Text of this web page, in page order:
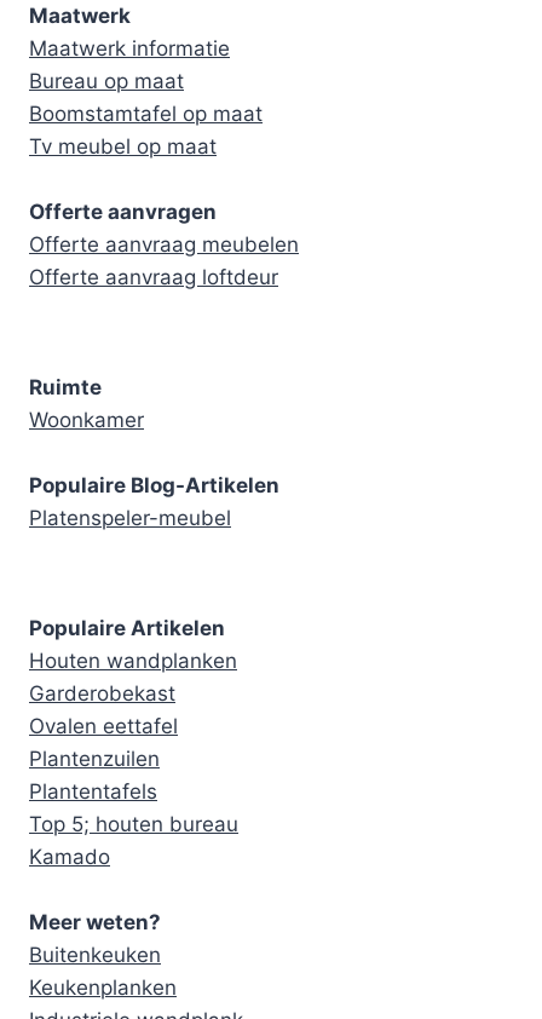
Maatwerk
Maatwerk informatie
Bureau op maat
Boomstamtafel op maat
Tv meubel op maat
Offerte aanvragen
Offerte aanvraag meubelen
Offerte aanvraag loftdeur
Ruimte
Woonkamer
Populaire Blog-Artikelen
Platenspeler-meubel
Populaire Artikelen
Houten wandplanken
Garderobekast
Ovalen eettafel
Plantenzuilen
Plantentafels
Top 5; houten bureau
Kamado
Meer weten?
Buitenkeuken
Keukenplanken